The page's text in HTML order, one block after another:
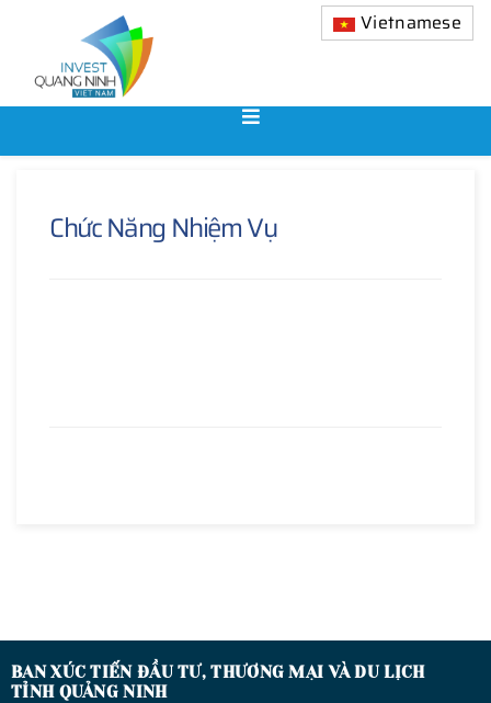
Vietnamese
Chức Năng Nhiệm Vụ
BAN XÚC TIẾN ĐẦU TƯ, THƯƠNG MẠI VÀ DU LỊCH
TỈNH QUẢNG NINH